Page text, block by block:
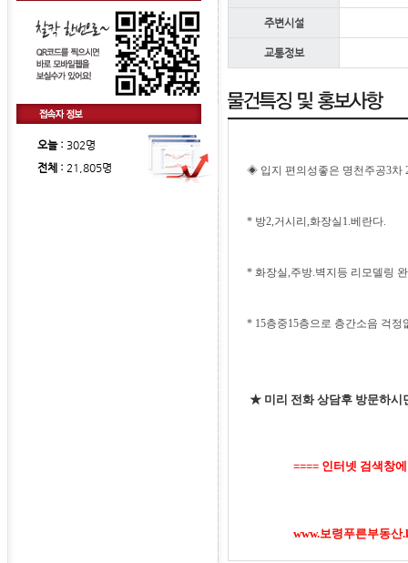
오늘 : 302명
전체 : 21,805명
주변시설
교통정보
◈ 입지 편의성좋은 명천주공3차
* 방2,거시리,화장실1.베란다.
* 화장실,주방.벽지등 리모델
* 15층중15층으로 층간소
★ 미리 전화 상담후 방문하
==== 인터넷 검색창
www.보령푸른부동산